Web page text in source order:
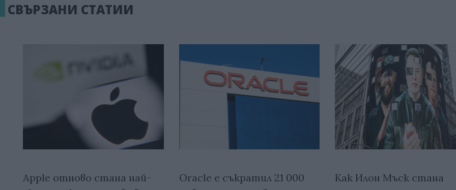
СВЪРЗАНИ СТАТИИ
Apple отново стана най-
Oracle е съкратил 21 000
Как Илон Мъск стана